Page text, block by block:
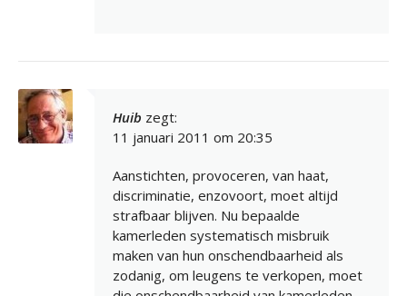
Huib zegt:
11 januari 2011 om 20:35
Aanstichten, provoceren, van haat,
discriminatie, enzovoort, moet altijd
strafbaar blijven. Nu bepaalde
kamerleden systematisch misbruik
maken van hun onschendbaarheid als
zodanig, om leugens te verkopen, moet